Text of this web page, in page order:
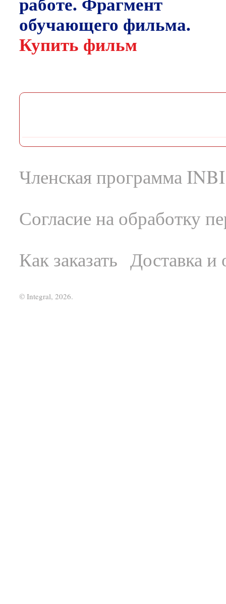
обучающего фильма.
Купить фильм
Членская программа INBI
Согласие на обработку
Как заказать Доставка и
© Integral, 2026.